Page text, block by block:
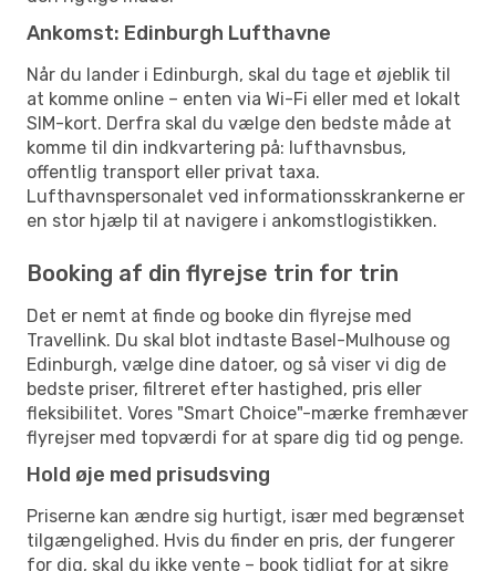
Ankomst: Edinburgh Lufthavne
Når du lander i Edinburgh, skal du tage et øjeblik til
at komme online – enten via Wi-Fi eller med et lokalt
SIM-kort. Derfra skal du vælge den bedste måde at
komme til din indkvartering på: lufthavnsbus,
offentlig transport eller privat taxa.
Lufthavnspersonalet ved informationsskrankerne er
en stor hjælp til at navigere i ankomstlogistikken.
Booking af din flyrejse trin for trin
Det er nemt at finde og booke din flyrejse med
Travellink. Du skal blot indtaste Basel-Mulhouse og
Edinburgh, vælge dine datoer, og så viser vi dig de
bedste priser, filtreret efter hastighed, pris eller
fleksibilitet. Vores "Smart Choice"-mærke fremhæver
flyrejser med topværdi for at spare dig tid og penge.
Hold øje med prisudsving
Priserne kan ændre sig hurtigt, især med begrænset
tilgængelighed. Hvis du finder en pris, der fungerer
for dig, skal du ikke vente – book tidligt for at sikre